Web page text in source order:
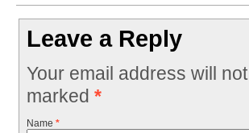
Leave a Reply
Your email address will
marked *
Name *